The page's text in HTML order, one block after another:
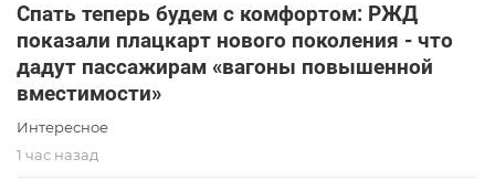
Спать теперь будем с комфортом: РЖД
показали плацкарт нового поколения - что
дадут пассажирам «вагоны повышенной
вместимости»
Интересное
1 час назад